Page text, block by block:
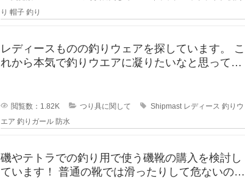
り 帽子 釣り
レディースものの釣りウェアを探しています。 こ
れから本気で釣りウエアに凝りたいなと思ってい
閲覧数：1.82K つり具に関して Shipmast レディース 釣りウ
エア 釣りガール 防水
磯やテトラでの釣り用で使う磯靴の購入を検討し
ています！ 普通の靴では滑ったりして危ないの